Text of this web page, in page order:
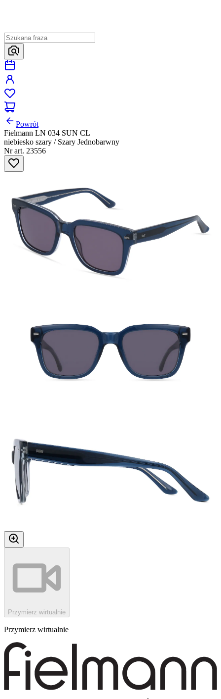
Powrót
Fielmann LN 034 SUN CL
niebiesko szary / Szary Jednobarwny
Nr art. 23556
Przymierz wirtualnie
Przymierz wirtualnie